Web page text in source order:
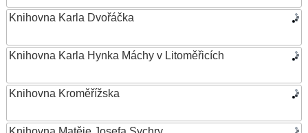
Knihovna Karla Dvořáčka
Knihovna Karla Hynka Máchy v Litoměřicích
Knihovna Kroměřížska